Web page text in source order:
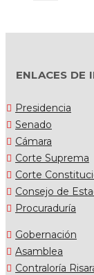
ENLACES DE
Presidencia
Senado
Cámara
Corte Suprema
Corte
Consejo de
Procuraduría
Gobernación
Asamblea
Contraloría